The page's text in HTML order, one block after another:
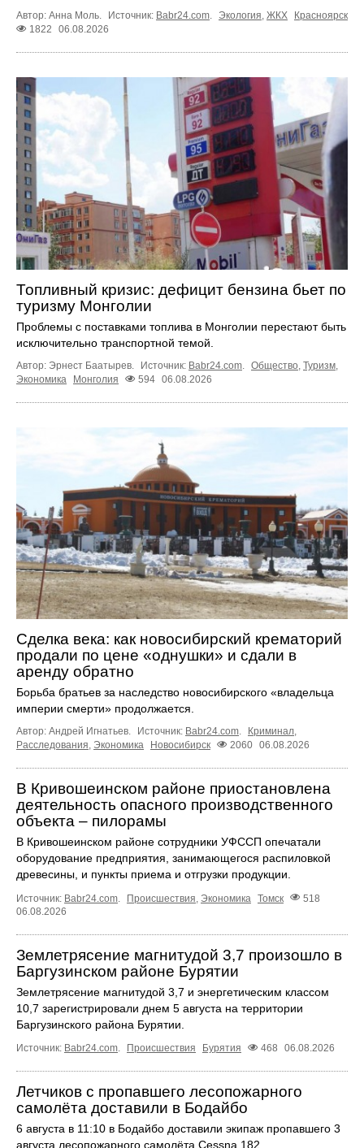
Автор: Анна Моль. Источник: Babr24.com. Экология, ЖКХ
Красноярск
1822
06.08.2026
Топливный кризис: дефицит бензина бьет по
туризму Монголии
Проблемы с поставками топлива в Монголии перестают быть
исключительно транспортной темой.
Автор: Эрнест Баатырев. Источник: Babr24.com Общество Туризм
Экономика
Монголия 594 06.08.2026
Сделка века: как новосибирский крематорий
продали по цене «однушки» и сдали в
аренду обратно
Борьба братьев за наследство новосибирского «владельца
империи смерти» продолжается.
Автор: Андрей Игнатьев. Источник: Babr24.com. Криминал,
Расследования, Экономика Новосибирск 2060 06.08.2026
В Кривошеинском районе приостановлена
деятельность опасного производственного
объекта – пилорамы
В Кривошеинском районе сотрудники УФССП опечатали
оборудование предприятия, занимающегося распиловкой
древесины, и пункты приема и отгрузки продукции.
Источник: Babr24.com Происшествия Экономика Томск
518
06.08.2026
Землетрясение магнитудой 3,7 произошло в
Баргузинском районе Бурятии
Землетрясение магнитудой 3,7 и энергетическим классом
10,7 зарегистрировали днем 5 августа на территории
Баргузинского района Бурятии.
Источник: Babr24.com Происшествия Бурятия 468 06.08.2026
Летчиков с пропавшего лесопожарного
самолёта доставили в Бодайбо
6 августа в 11:10 в Бодайбо доставили экипаж пропавшего 3
августа лесопожарного самолёта Cessna 182.